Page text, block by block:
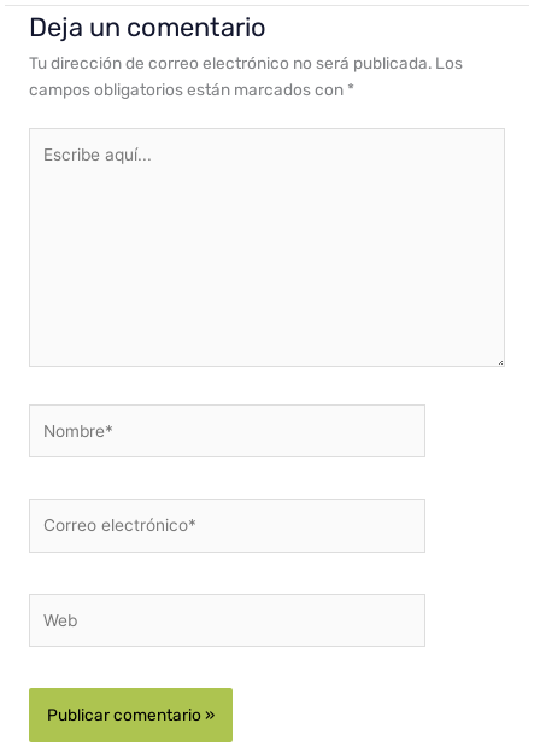
Deja un comentario
Tu dirección de correo electrónico no será publicada. Los
campos obligatorios están marcados con *
aquí...
electrónico*